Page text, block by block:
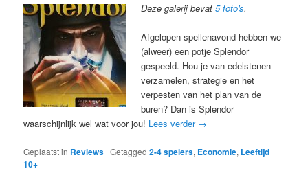
Deze galerij bevat5 foto's.
Afgelopen spellenavond hebben we
(alweer) een potje Splendor
gespeeld. Hou je van edelstenen
verzamelen, strategie en het
verpesten van het plan van de
buren? Dan is Splendor
waarschijnlijk wel wat voor jou! Lees verder →
Geplaatst in Reviews |Getagged 2-4 spelers, Economie, Leeftijd
10+